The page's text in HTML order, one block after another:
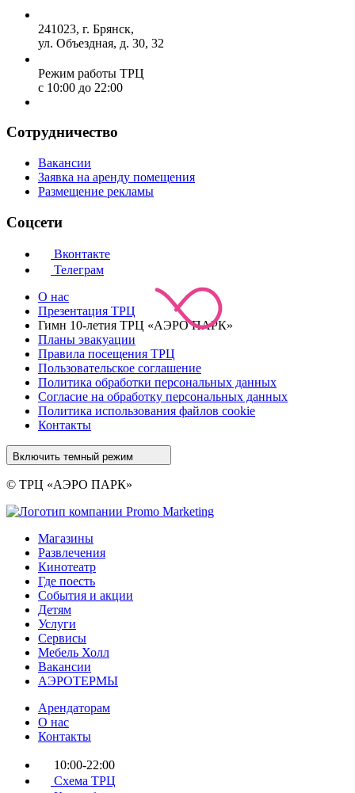
241023, г. Брянск,
ул. Объездная, д. 30, 32
Режим работы ТРЦ
с 10:00 до 22:00
Сотрудничество
Вакансии
Заявка на аренду помещения
Размещение рекламы
Соцсети
Вконтакте
Телеграм
О нас
Презентация ТРЦ
Гимн 10-летия ТРЦ «АЭРО ПАРК»
Планы эвакуации
Правила посещения ТРЦ
Пользовательское соглашение
Политика обработки персональных данных
Cогласие на обработку персональных данных
Политика использования файлов cookie
Контакты
Включить темный режим
© ТРЦ «АЭРО ПАРК»
Магазины
Развлечения
Кинотеатр
Где поесть
События и акции
Детям
Услуги
Сервисы
Мебель Холл
Вакансии
АЭРОТЕРМЫ
Арендаторам
О нас
Контакты
10:00-22:00
Схема ТРЦ